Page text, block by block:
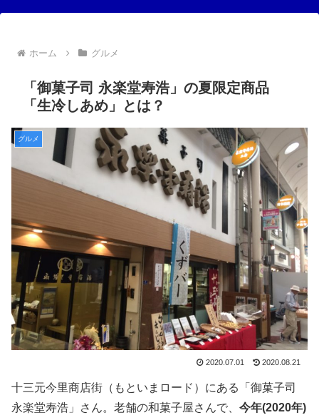
ホーム グルメ
「御菓子司 永楽堂寿浩」の夏限定商品
「生冷しあめ」とは？
グルメ
2020.07.01 2020.08.21
十三元今里商店街（もといまロード）にある「御菓子司
永楽堂寿浩」さん。老舗の和菓子屋さんで、 今年(2020年)